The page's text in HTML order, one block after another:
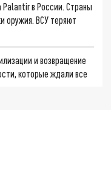
в России. Страны
оружия. ВСУ теряют
и возвращение
которые ждали все